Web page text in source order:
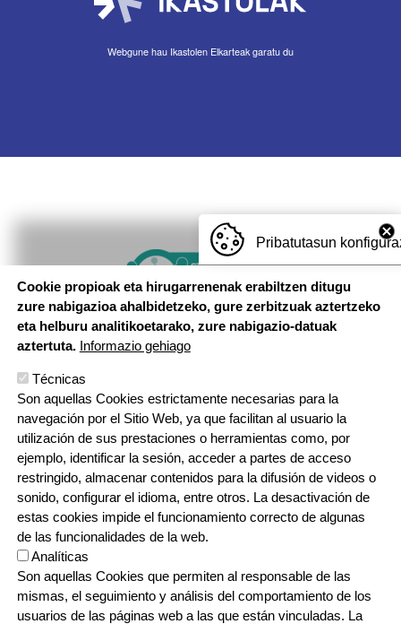
Webgune hau Ikastolen Elkarteak garatu du
Imagen
Pribatutasun
Cookie propioak eta hirugarrenenak erabiltzen ditugu
zure nabigazioa ahalbidetzeko, gure zerbitzuak aztertzeko
eta helburu analitikoetarako, zure nabigazio-datuak
aztertuta. Informazio gehiago
Técnicas
Son aquellas Cookies estrictamente necesarias para la
navegación por el Sitio Web, ya que facilitan al usuario la
utilización de sus prestaciones o herramientas como, por
ejemplo, identificar la sesión, acceder a partes de acceso
restringido, almacenar contenidos para la difusión de videos o
sonido, configurar el idioma, entre otros. La desactivación de
estas cookies impide el funcionamiento correcto de algunas
de las funcionalidades de la web.
Analíticas
Son aquellas Cookies que permiten al responsable de las
mismas, el seguimiento y análisis del comportamiento de los
usuarios de las páginas web a las que están vinculadas. La